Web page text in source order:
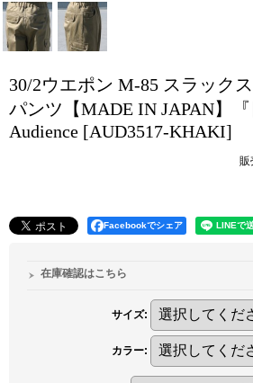
30/2ウエポン M-85 スラック
パンツ【MADE IN JAPAN】
Audience [AUD3517-KHAKI]
Facebookでシェア
在庫確認はこちら
サイズ:
カラー: